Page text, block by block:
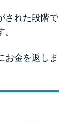
された段階で
お金を返しま